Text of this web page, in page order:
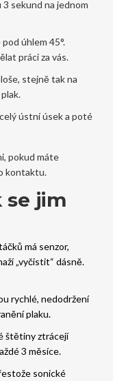
sekund na jednom
úhlem 45°.
práci za vás.
stejně tak na
ústní úsek a poté
pokud máte
kontaktu.
se jim
má senzor,
„vyčistit“ dásně.
rychlé, nedodržení
plaku.
štětiny ztrácejí
3 měsíce.
sonické